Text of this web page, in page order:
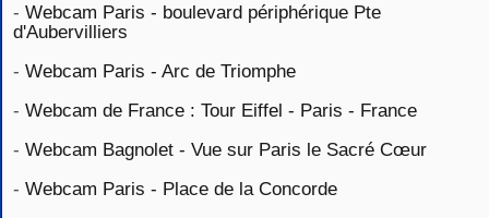
- Webcam Paris - boulevard périphérique Pte
d'Aubervilliers
- Webcam Paris - Arc de Triomphe
- Webcam de France : Tour Eiffel - Paris - France
- Webcam Bagnolet - Vue sur Paris le Sacré Cœur
- Webcam Paris - Place de la Concorde